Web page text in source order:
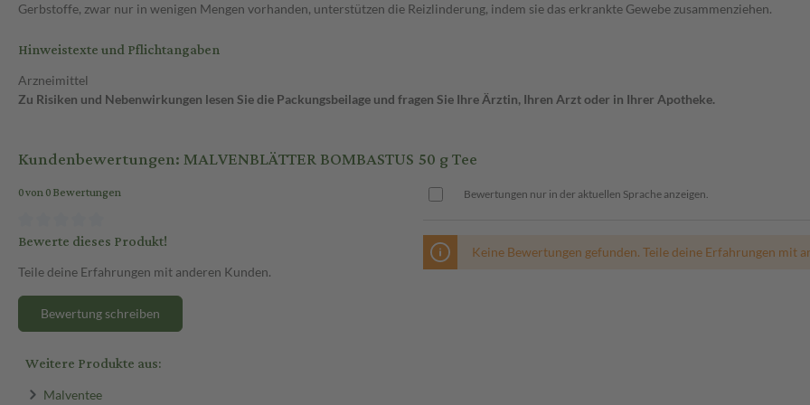
Gerbstoffe, zwar nur in wenigen Mengen vorhanden, unterstützen die Reizlinderung, indem sie das erkrankte Gewebe zusammenziehen.
Hinweistexte und Pflichtangaben
Arzneimittel
Zu Risiken und Nebenwirkungen lesen Sie die Packungsbeilage und fragen Sie Ihre Ärztin, Ihren Arzt oder in Ihrer Apotheke.
Kundenbewertungen: MALVENBLÄTTER BOMBASTUS 50 g Tee
0 von 0 Bewertungen
Bewerte dieses Produkt!
Teile deine Erfahrungen mit anderen Kunden.
Bewertung schreiben
Bewertungen nur in der aktuellen Sprache anzeigen.
Keine Bewertungen gefunden. Teile deine Erfahrungen mit
Weitere Produkte aus:
Malventee